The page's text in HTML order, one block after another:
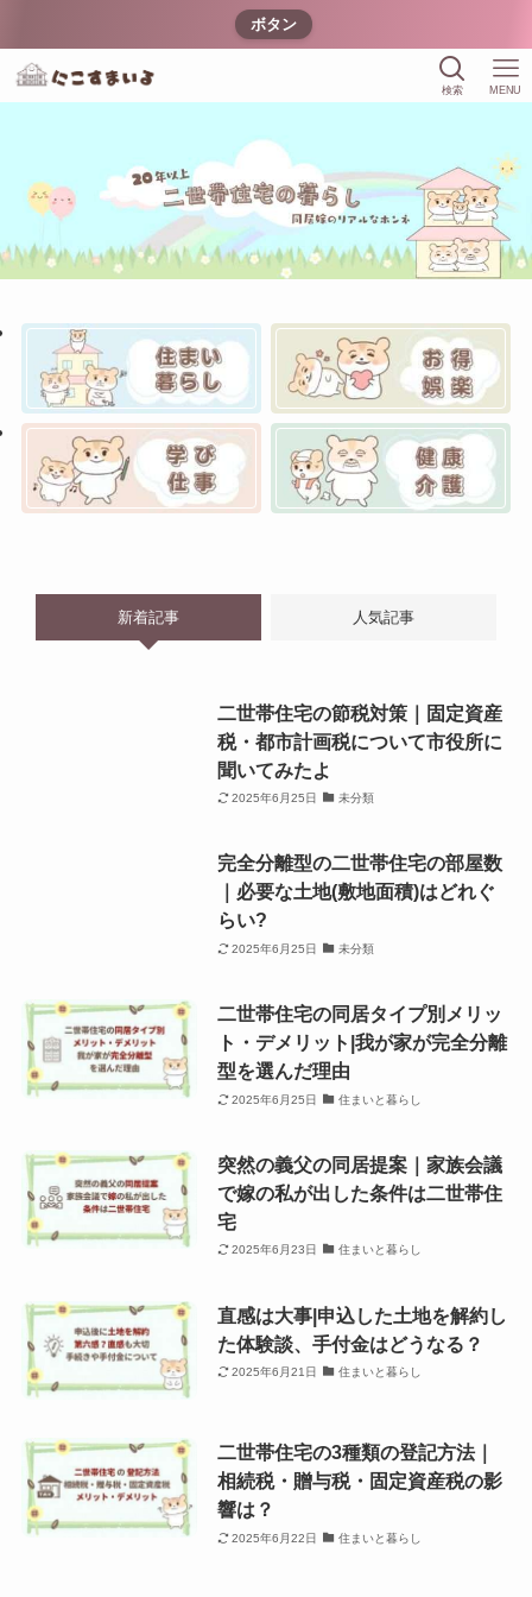
ボタン
検索 MENU
新着記事 人気記事
二世帯住宅の節税対策｜固定資産
税・都市計画税について市役所に
聞いてみたよ
2025年6月25日 未分類
完全分離型の二世帯住宅の部屋数
｜必要な土地(敷地面積)はどれぐ
らい?
2025年6月25日 未分類
二世帯住宅の同居タイプ別メリッ
ト・デメリット|我が家が完全分離
型を選んだ理由
2025年6月25日 住まいと暮らし
突然の義父の同居提案｜家族会議
で嫁の私が出した条件は二世帯住
宅
2025年6月23日 住まいと暮らし
直感は大事|申込した土地を解約し
た体験談、手付金はどうなる？
2025年6月21日 住まいと暮らし
二世帯住宅の3種類の登記方法｜
相続税・贈与税・固定資産税の影
響は？
2025年6月22日 住まいと暮らし